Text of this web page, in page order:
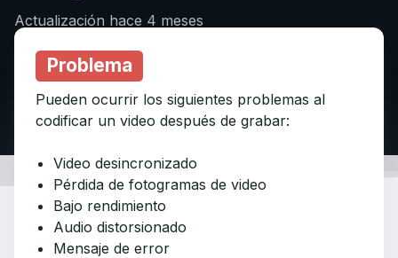
Actualización hace 4 meses
Problema
Pueden ocurrir los siguientes problemas al
codificar un video después de grabar:
Video desincronizado
Pérdida de fotogramas de video
Bajo rendimiento
Audio distorsionado
Mensaje de error